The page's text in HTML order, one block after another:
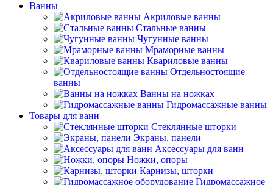
Ванны
Акриловые ванны
Стальные ванны
Чугунные ванны
Мраморные ванны
Квариловые ванны
Отдельностоящие
ванны
Ванны на ножках
Гидромассажные ванны
Товары для ванн
Стеклянные шторки
Экраны, панели
Аксессуары для ванн
Ножки, опоры
Карнизы, шторки
Гидромассажное